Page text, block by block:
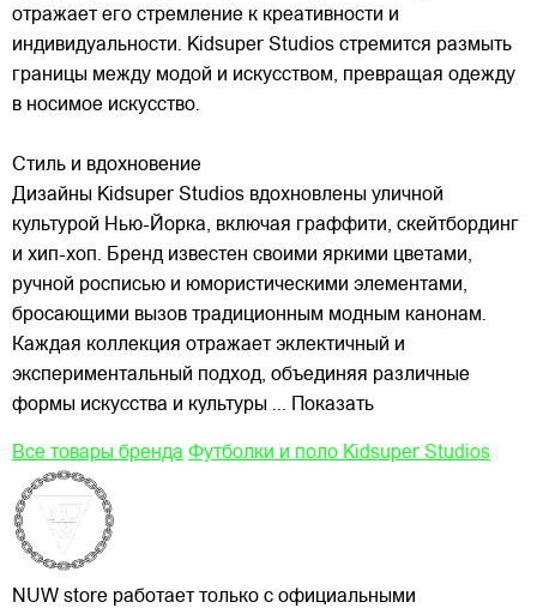
отражает его стремление к креативности и
индивидуальности. Kidsuper Studios стремится размыть
границы между модой и искусством, превращая одежду
в носимое искусство.
Стиль и вдохновение
Дизайны Kidsuper Studios вдохновлены уличной
культурой Нью-Йорка, включая граффити, скейтбординг
и хип-хоп. Бренд известен своими яркими цветами,
ручной росписью и юмористическими элементами,
бросающими вызов традиционным модным канонам.
Каждая коллекция отражает эклектичный и
экспериментальный подход, объединяя различные
формы искусства и культуры ... Показать
Все товары бренда Футболки и поло Kidsuper Studios
NUW store работает только с официальными